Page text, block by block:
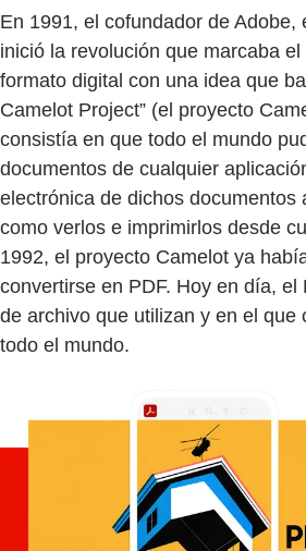
En 1991, el cofundador de Adobe,
inició la revolución que marcaba el
formato digital con una idea que
Camelot Project” (el proyecto
consistía en que todo el mundo
documentos de cualquier
electrónica de dichos documentos
como verlos e imprimirlos desde
1992, el proyecto Camelot ya
convertirse en PDF. Hoy en día, el
de archivo que utilizan y en el que
todo el mundo.